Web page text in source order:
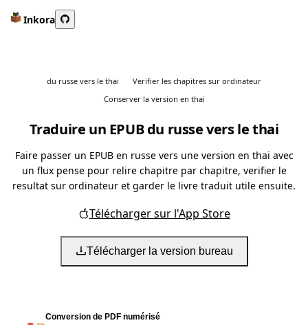
Inkora
du russe vers le thai
Verifier les chapitres sur ordinateur
Conserver la version en thai
Traduire un EPUB du russe vers le thai
Faire passer un EPUB en russe vers une version en thai avec
un flux pense pour relire chapitre par chapitre, verifier le
resultat sur ordinateur et garder le livre traduit utile ensuite.
Télécharger sur l'App Store
Télécharger la version bureau
Conversion de PDF numérisé